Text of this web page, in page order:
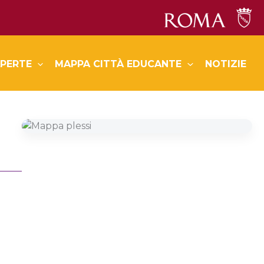
MAPPA CITTÀ EDUCANTE NOTIZIE